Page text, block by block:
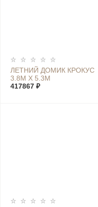
ЛЕТНИЙ ДОМИК КРОКУС
3.8М Х 5.3М
417867 ₽